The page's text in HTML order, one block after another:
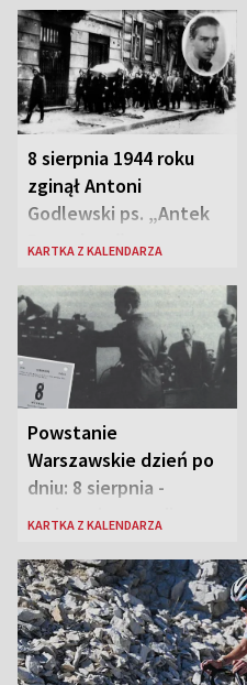
8 sierpnia 1944 roku
zginął Antoni
Godlewski ps. „Antek
Rozpylacz”
KARTKA Z KALENDARZA
Powstanie
Warszawskie dzień po
dniu: 8 sierpnia -
rozbrzmiewa radio
„Antka Rozpylacza”
KARTKA Z KALENDARZA